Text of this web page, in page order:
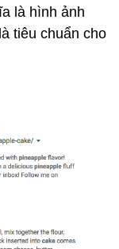
là hình ảnh
tiêu chuẩn cho